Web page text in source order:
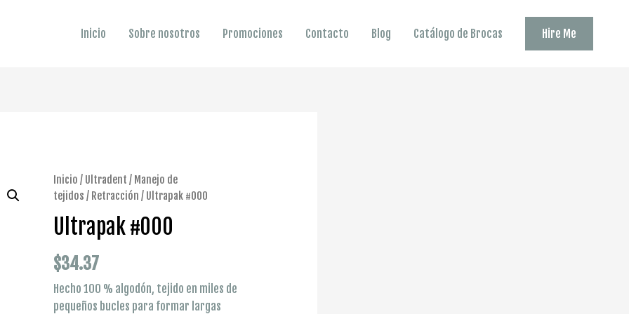
Inicio Sobre nosotros Promociones Contacto Blog Catálogo de Brocas Hire Me
Inicio / Ultradent / Manejo de
tejidos / Retracción / Ultrapak #000
Ultrapak #000
$34.37
Hecho 100 % algodón, tejido en miles de
pequeños bucles para formar largas